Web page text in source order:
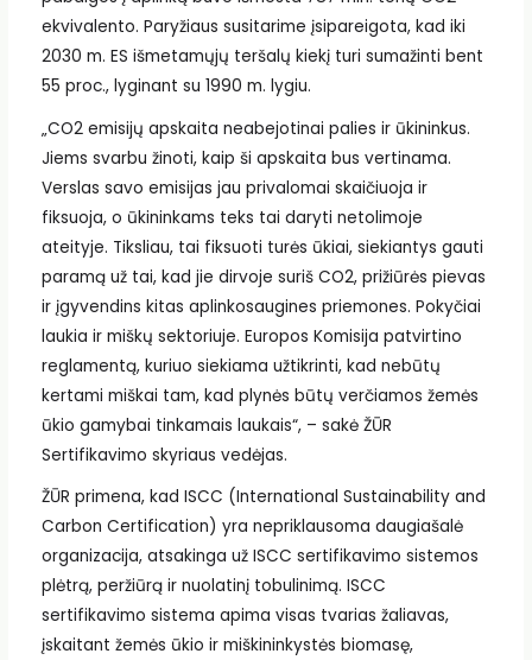
ekvivalento. Paryžiaus susitarime įsipareigota, kad iki
2030 m. ES išmetamųjų teršalų kiekį turi sumažinti bent
55 proc., lyginant su 1990 m. lygiu.
„CO2 emisijų apskaita neabejotinai palies ir ūkininkus.
Jiems svarbu žinoti, kaip ši apskaita bus vertinama.
Verslas savo emisijas jau privalomai skaičiuoja ir
fiksuoja, o ūkininkams teks tai daryti netolimoje
ateityje. Tiksliau, tai fiksuoti turės ūkiai, siekiantys gauti
paramą už tai, kad jie dirvoje suriš CO2, prižiūrės pievas
ir įgyvendins kitas aplinkosaugines priemones. Pokyčiai
laukia ir miškų sektoriuje. Europos Komisija patvirtino
reglamentą, kuriuo siekiama užtikrinti, kad nebūtų
kertami miškai tam, kad plynės būtų verčiamos žemės
ūkio gamybai tinkamais laukais“, – sakė ŽŪR
Sertifikavimo skyriaus vedėjas.
ŽŪR primena, kad ISCC (International Sustainability and
Carbon Certification) yra nepriklausoma daugiašalė
organizacija, atsakinga už ISCC sertifikavimo sistemos
plėtrą, peržiūrą ir nuolatinį tobulinimą. ISCC
sertifikavimo sistema apima visas tvarias žaliavas,
įskaitant žemės ūkio ir miškininkystės biomasę,